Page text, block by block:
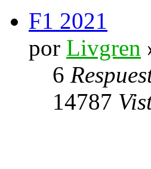
F1 2021
por Livgren
6
14787